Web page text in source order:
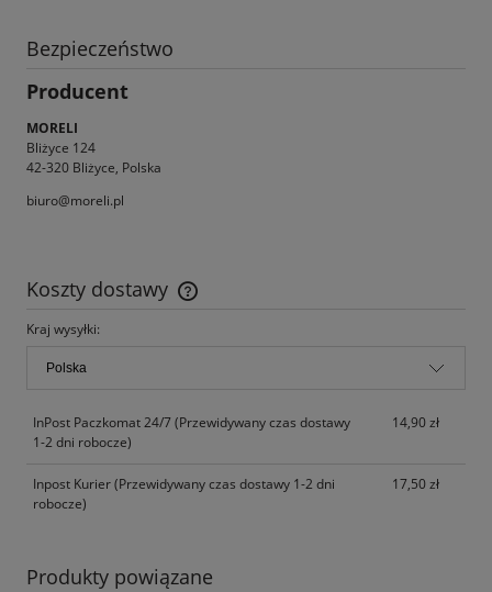
Bezpieczeństwo
Producent
MORELI
Bliżyce 124
42-320 Bliżyce, Polska
biuro@moreli.pl
Koszty dostawy
Cena nie zawiera ewentualnych kosztów płatności
Kraj wysyłki:
InPost Paczkomat 24/7(Przewidywany czas dostawy
1-2 dni robocze)
14,90 zł
Inpost Kurier(Przewidywany czas dostawy 1-2 dni
robocze)
17,50 zł
Produkty powiązane